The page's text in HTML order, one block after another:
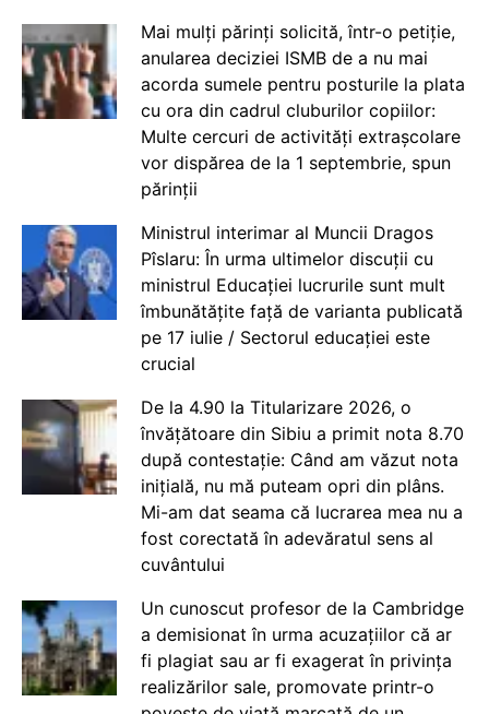
Mai mulți părinți solicită, într-o petiție,
anularea deciziei ISMB de a nu mai
acorda sumele pentru posturile la plata
cu ora din cadrul cluburilor copiilor:
Multe cercuri de activități extrașcolare
vor dispărea de la 1 septembrie, spun
părinții
Ministrul interimar al Muncii Dragos
Pîslaru: În urma ultimelor discuții cu
ministrul Educației lucrurile sunt mult
îmbunătățite față de varianta publicată
pe 17 iulie / Sectorul educației este
crucial
De la 4.90 la Titularizare 2026, o
învățătoare din Sibiu a primit nota 8.70
după contestație: Când am văzut nota
inițială, nu mă puteam opri din plâns.
Mi-am dat seama că lucrarea mea nu a
fost corectată în adevăratul sens al
cuvântului
Un cunoscut profesor de la Cambridge
a demisionat în urma acuzațiilor că ar
fi plagiat sau ar fi exagerat în privința
realizărilor sale, promovate printr-o